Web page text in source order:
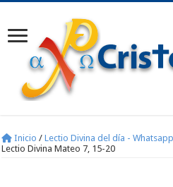
Inicio / Lectio Divina del día -
Lectio Divina Mateo 7, 15-20